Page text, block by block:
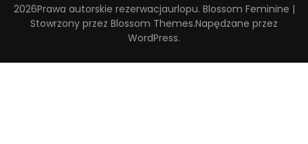
2026Prawa autorskie rezerwacjaurlopu. Blossom Feminine |
Stowrzony przez Blossom Themes.Napędzane przez
WordPress.